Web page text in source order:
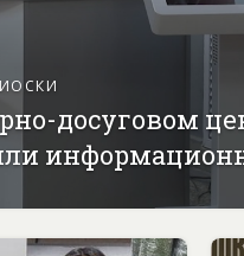
досуговом